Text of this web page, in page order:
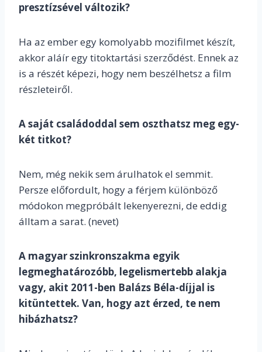
presztízsével változik?
Ha az ember egy komolyabb mozifilmet készít,
akkor aláír egy titoktartási szerződést. Ennek az
is a részét képezi, hogy nem beszélhetsz a film
részleteiről.
A saját családoddal sem oszthatsz meg egy-
két titkot?
Nem, még nekik sem árulhatok el semmit.
Persze előfordult, hogy a férjem különböző
módokon megpróbált lekenyerezni, de eddig
álltam a sarat. (nevet)
A magyar szinkronszakma egyik
legmeghatározóbb, legelismertebb alakja
vagy, akit 2011-ben Balázs Béla-díjjal is
kitüntettek. Van, hogy azt érzed, te nem
hibázhatsz?